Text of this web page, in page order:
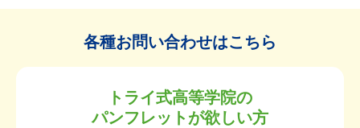
各種お問い合わせはこちら
トライ式高等学院の
パンフレットが欲しい方